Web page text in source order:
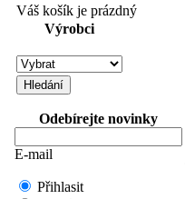
Váš košík je prázdný
Výrobci
Odebírejte novinky
E-mail
Přihlasit